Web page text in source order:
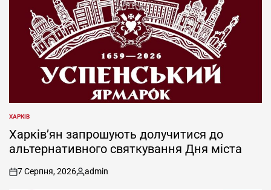
ОПУБЛІКУВАТИ
У
ХАРКІВ
Харків’ян запрошують долучитися до
альтернативного святкування Дня міста
on
7 Серпня, 2026
Опубліковано
admin